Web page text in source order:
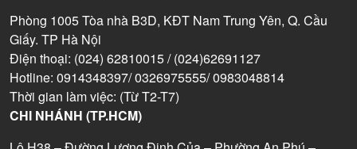
Phòng 1005 Tòa nhà B3D, KĐT Nam Trung Yên, Q. Cầu
Giấy. TP Hà Nội
Điện thoại: (024) 62810015 / (024)62691127
Hotline: 0914348397/ 0326975555/ 0983048814
Thời gian làm việc: (Từ T2-T7)
CHI NHÁNH (TP.HCM)